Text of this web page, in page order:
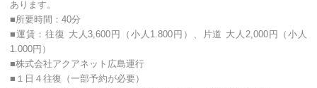
あります。
■所要時間：40分
■運賃：往復 大人3,600円（小人1.800円）、片道 大人2,000円（小人
1.000円）
■株式会社アクアネット広島運行
■１日４往復（一部予約が必要）